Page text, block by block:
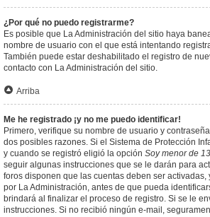
¿Por qué no puedo registrarme?
Es posible que La Administración del sitio haya
nombre de usuario con el que está intentando
También puede estar deshabilitado el registro de
contacto con La Administración del sitio.
Arriba
Me he registrado ¡y no me puedo identificar!
Primero, verifique su nombre de usuario y
dos posibles razones. Si el Sistema de Protección
y cuando se registró eligió la opción Soy menor de
seguir algunas instrucciones que se le darán para
foros disponen que las cuentas deben ser activadas,
por La Administración, antes de que pueda
brindará al finalizar el proceso de registro. Si se le
instrucciones. Si no recibió ningún e-mail,